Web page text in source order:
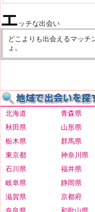
エ ッチな出会い
どこよりも出会えるマッチ
ょ。
北海道 青森県
秋田県
山形県
栃木県
群馬県
東京都
神奈川県
石川県
福井県
岐阜県
静岡県
滋賀県
京都府